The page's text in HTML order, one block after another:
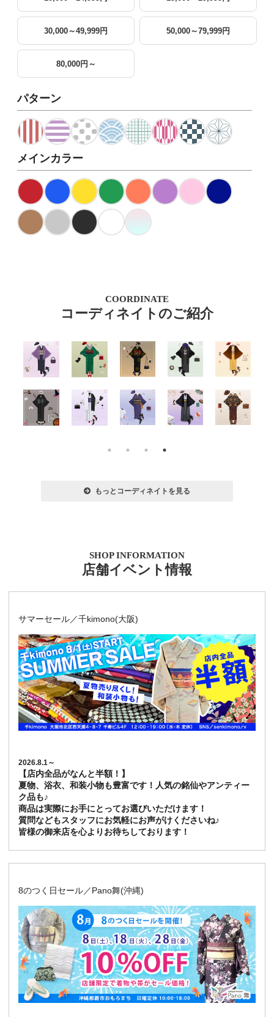
30,000～49,999円 50,000～79,999円
80,000円～
パターン
メインカラー
COORDINATE
コーディネイトのご紹介
もっとコーディネイトを見る
SHOP INFORMATION
店舗イベント情報
サマーセール／千kimono(大阪)
2026.8.1～
【店内全品がなんと半額！】
夏物、浴衣、和装小物も豊富です！人気の銘仙やアンティー
ク品も♪
商品は実際にお手にとってお選びいただけます！
質問などもスタッフにお気軽にお声がけくださいね♪
皆様の御来店を心よりお待ちしております！
8のつく日セール／Pano舞(沖縄)